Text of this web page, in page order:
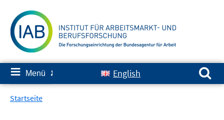
zum
Inhalt
≡ Menü ✘ English
Suchen nach:
Startseite